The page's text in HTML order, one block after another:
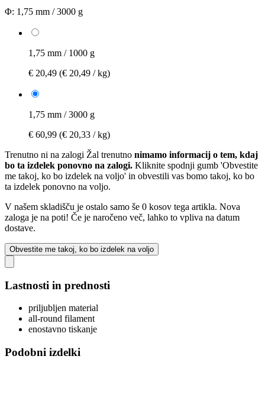
Φ: 1,75 mm / 3000 g
1,75 mm / 1000 g
€ 20,49 (€ 20,49 / kg)
1,75 mm / 3000 g
€ 60,99 (€ 20,33 / kg)
Trenutno ni na zalogi Žal trenutno nimamo informacij o tem, kdaj
bo ta izdelek ponovno na zalogi. Kliknite spodnji gumb 'Obvestite
me takoj, ko bo izdelek na voljo' in obvestili vas bomo takoj, ko bo
ta izdelek ponovno na voljo.
V našem skladišču je ostalo samo še 0 kosov tega artikla. Nova
zaloga je na poti! Če je naročeno več, lahko to vpliva na datum
dostave.
Obvestite me takoj, ko bo izdelek na voljo
Lastnosti in prednosti
priljubljen material
all-round filament
enostavno tiskanje
Podobni izdelki